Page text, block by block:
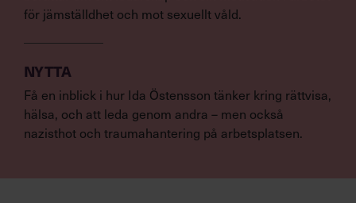
för jämställdhet och mot sexuellt våld.
NYTTA
Få en inblick i hur Ida Östensson tänker kring rättvisa,
hälsa, och att leda genom andra – men också
nazisthot och traumahantering på arbetsplatsen.